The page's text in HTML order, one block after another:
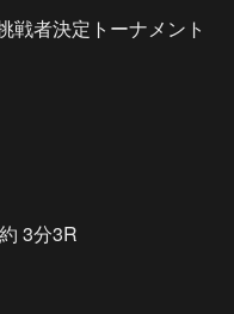
者決定トーナメント
3分3R